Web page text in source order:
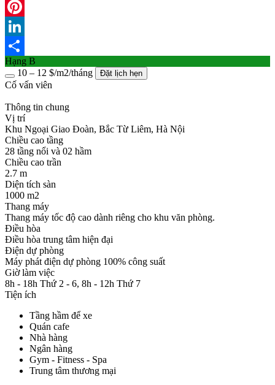
Twitter
Pinterest
LinkedIn
Share
Hạng B
10 – 12 $/m2/tháng
Đặt lịch hẹn
Cố vấn viên
Thông tin chung
Vị trí
Khu Ngoại Giao Đoàn, Bắc Từ Liêm, Hà Nội
Chiều cao tầng
28 tầng nổi và 02 hầm
Chiều cao trần
2.7 m
Diện tích sàn
1000 m2
Thang máy
Thang máy tốc độ cao dành riêng cho khu văn phòng.
Điều hòa
Điều hòa trung tâm hiện đại
Điện dự phòng
Máy phát điện dự phòng 100% công suất
Giờ làm việc
8h - 18h Thứ 2 - 6, 8h - 12h Thứ 7
Tiện ích
Tầng hầm để xe
Quán cafe
Nhà hàng
Ngân hàng
Gym - Fitness - Spa
Trung tâm thương mại